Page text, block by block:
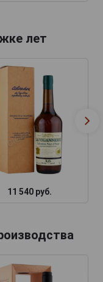
лет
11 540 руб.